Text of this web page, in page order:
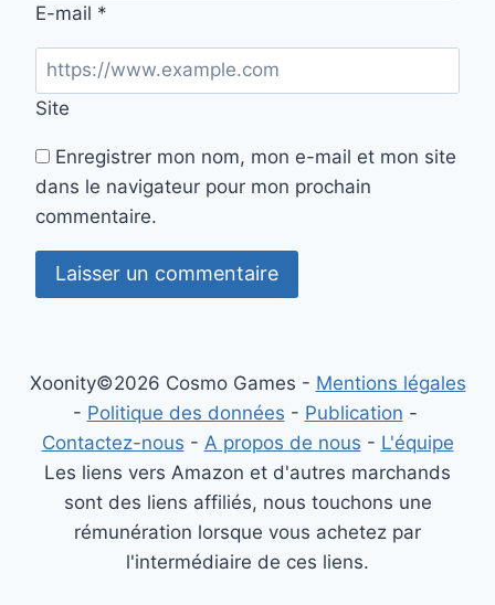
E-mail *
Site
Enregistrer mon nom, mon e-mail et mon site
dans le navigateur pour mon prochain
commentaire.
Xoonity©2026 Cosmo Games - Mentions légales
- Politique des données - Publication -
Contactez-nous - A propos de nous - L'équipe
Les liens vers Amazon et d'autres marchands
sont des liens affiliés, nous touchons une
rémunération lorsque vous achetez par
l'intermédiaire de ces liens.